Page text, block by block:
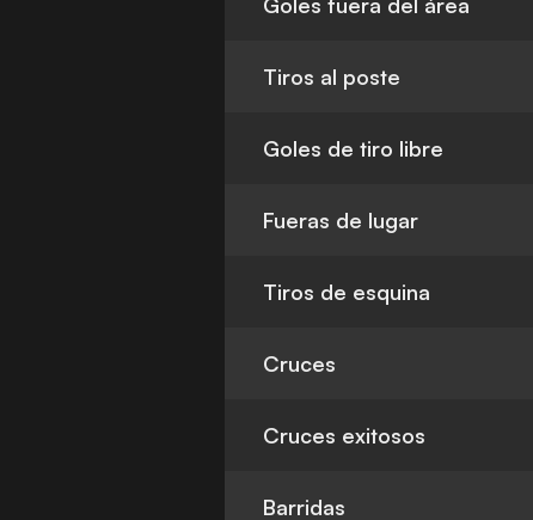
Tiros al poste
Goles de tiro libre
Fueras de lugar
Tiros de esquina
Cruces
Cruces exitosos
Barridas